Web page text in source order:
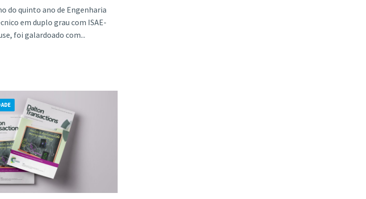
do quinto ano de Engenharia
em duplo grau com ISAE-
foi galardoado com...